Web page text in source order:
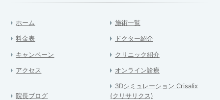
ホーム 施術一覧
料金表 ドクター紹介
キャンペーン クリニック紹介
アクセス オンライン診療
院長ブログ
3Dシミュレーション Crisalix
(クリサリクス)